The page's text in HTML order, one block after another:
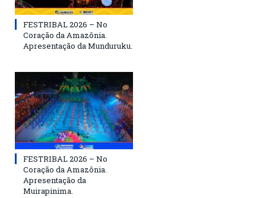
FESTRIBAL 2026 – No
Coração da Amazônia.
Apresentação da Munduruku.
FESTRIBAL 2026 – No
Coração da Amazônia.
Apresentação da
Muirapinima.